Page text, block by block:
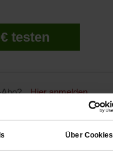
Über Cookies
testen
Abo? Hier anmelden